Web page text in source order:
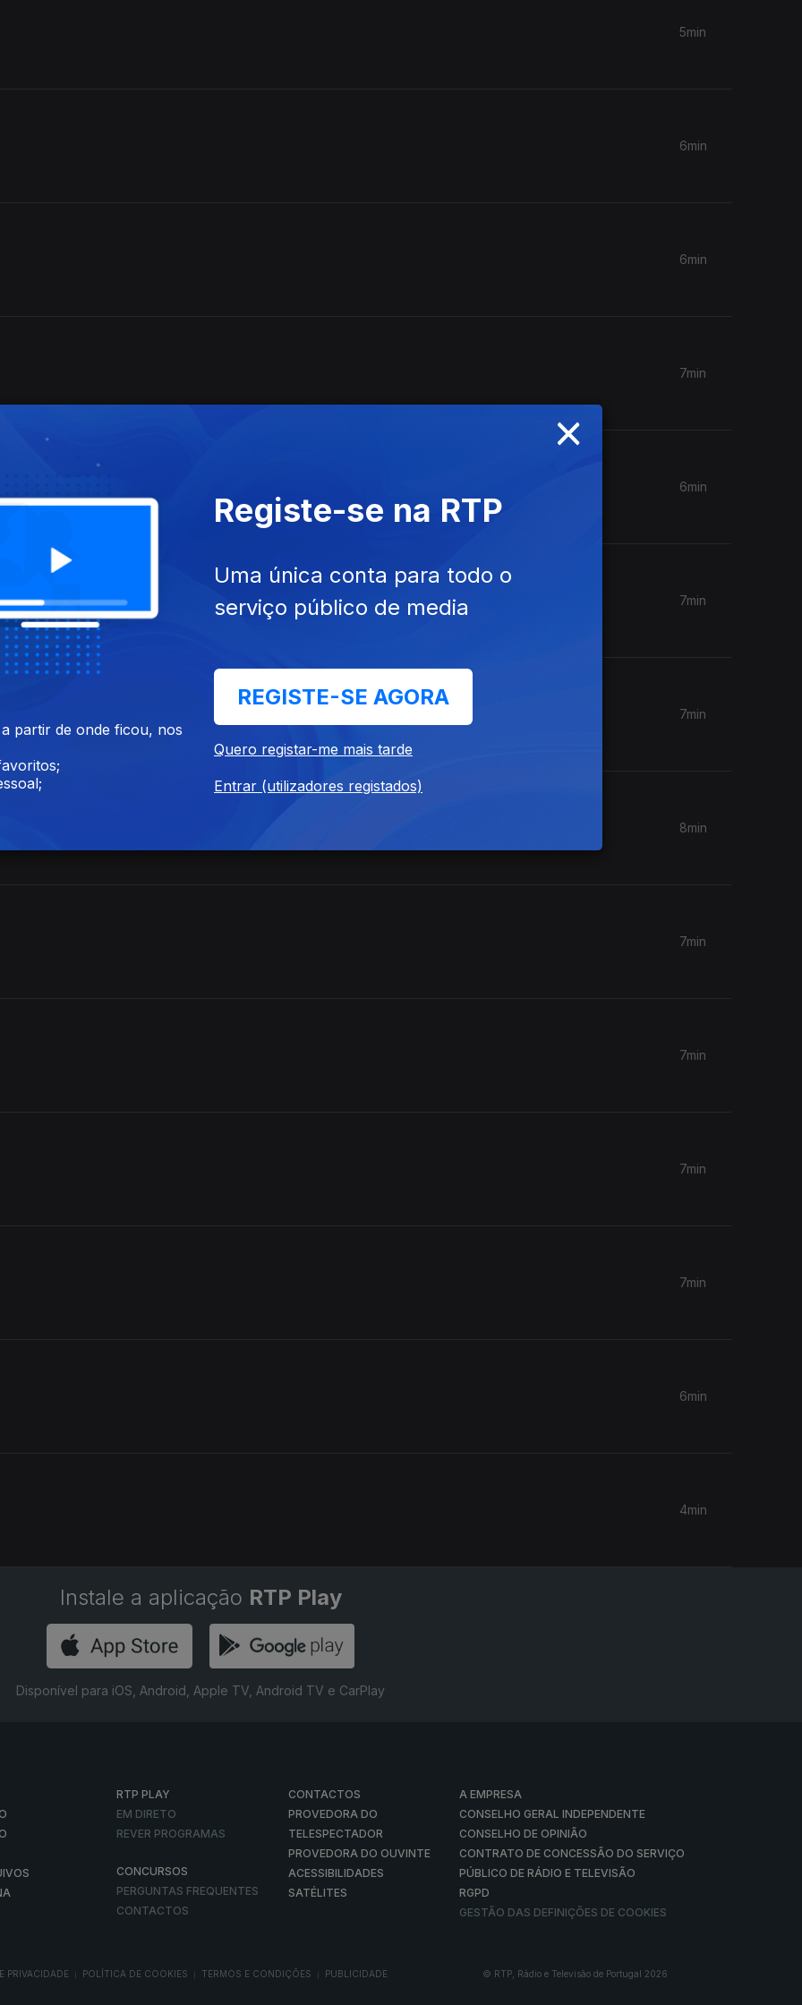
5min
6min
6min
7min
6min
7min
7min
8min
7min
7min
7min
7min
6min
4min
Instale a aplicação RTP Play
Disponível para iOS, Android, Apple TV, Android TV e CarPlay
RTP PLAY
EM DIRETO
REVER PROGRAMAS
CONCURSOS
PERGUNTAS FREQUENTES
CONTACTOS
CONTACTOS
PROVEDORA DO
TELESPECTADOR
PROVEDORA DO OUVINTE
ACESSIBILIDADES
SATÉLITES
A EMPRESA
CONSELHO GERAL INDEPENDENTE
CONSELHO DE OPINIÃO
CONTRATO DE CONCESSÃO DO SERVIÇO
PÚBLICO DE RÁDIO E TELEVISÃO
RGPD
GESTÃO DAS DEFINIÇÕES DE COOKIES
PRIVACIDADE POLÍTICA DE COOKIES TERMOS E CONDIÇÕES PUBLICIDADE © RTP, Rádio e Televisão de Portugal 2026
×
partir de onde ficou, nos
Registe-se na RTP
Uma única conta para todo o
serviço público de media
REGISTE-SE AGORA
Quero registar-me mais tarde
Entrar (utilizadores registados)